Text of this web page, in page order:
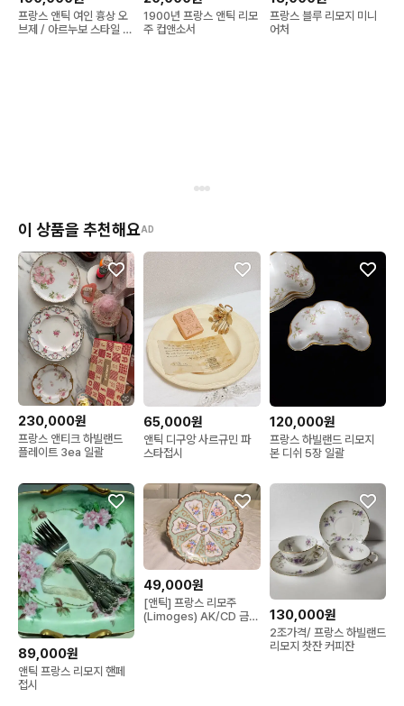
프랑스 앤틱 여인 흉상 오
브제 / 아르누보 스타일 조
1900년 프랑스 앤틱 리모
주 컵앤소서
프랑스 블루 리모지 미니
어처
이 상품을 추천해요AD
230,000원
프랑스 앤티크 하빌랜드
플레이트 3ea 일괄
65,000원
앤틱 디구앙 사르규민 파
스타접시
120,000원
프랑스 하빌랜드 리모지
본 디쉬 5장 일괄
89,000원
앤틱 프랑스 리모지 핸페
접시
49,000원
[앤틱] 프랑스 리모주
(Limoges) AK/CD 금장
130,000원
2조가격/ 프랑스 하빌랜드
리모지 찻잔 커피잔